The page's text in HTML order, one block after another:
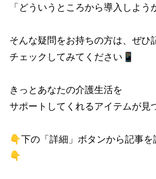
「どういうところから導入しよう
そんな疑問をお持ちの方は、ぜひ
チェックしてみてください📱
きっとあなたの介護生活を
サポートしてくれるアイテムが見
👇下の「詳細」ボタンから記事を
👇